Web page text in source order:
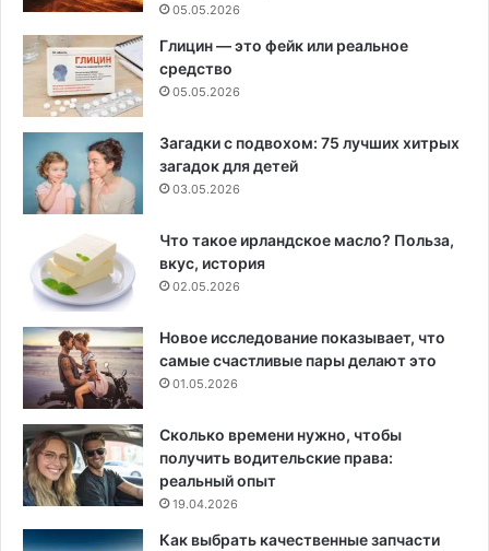
05.05.2026
Глицин — это фейк или реальное
средство
05.05.2026
Загадки с подвохом: 75 лучших хитрых
загадок для детей
03.05.2026
Что такое ирландское масло? Польза,
вкус, история
02.05.2026
Новое исследование показывает, что
самые счастливые пары делают это
01.05.2026
Сколько времени нужно, чтобы
получить водительские права:
реальный опыт
19.04.2026
Как выбрать качественные запчасти